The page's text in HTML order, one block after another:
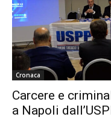
Cronaca
Carcere e
a Napoli